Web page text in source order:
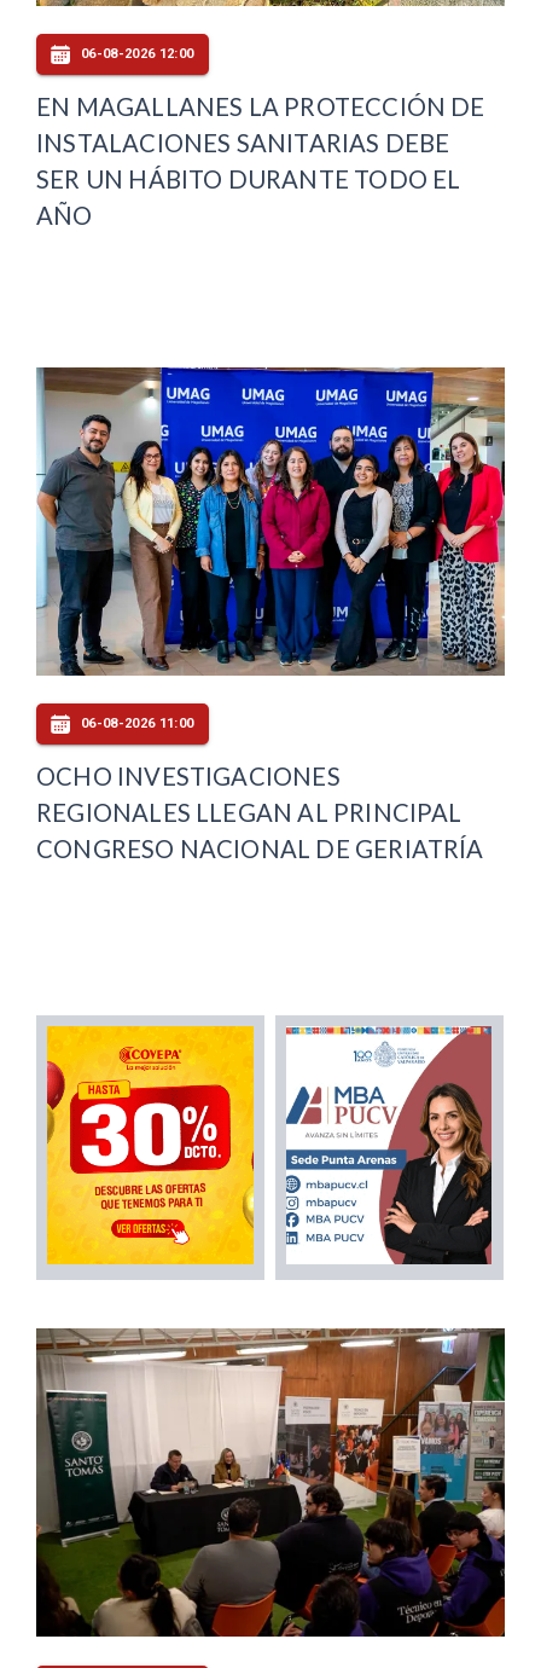
06-08-2026 12:00
EN MAGALLANES LA PROTECCIÓN DE
INSTALACIONES SANITARIAS DEBE
SER UN HÁBITO DURANTE TODO EL
AÑO
06-08-2026 11:00
OCHO INVESTIGACIONES
REGIONALES LLEGAN AL PRINCIPAL
CONGRESO NACIONAL DE GERIATRÍA